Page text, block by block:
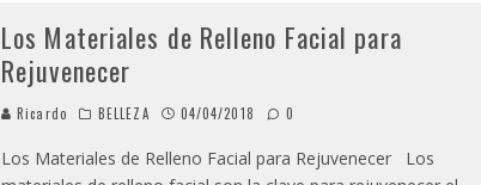
Los Materiales de Relleno Facial para
Rejuvenecer
Ricardo BELLEZA 04/04/2018 0
Los Materiales de Relleno Facial para Rejuvenecer Los